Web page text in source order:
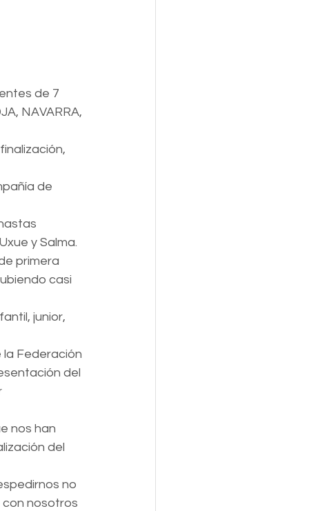
de 7
NAVARRA,
de
y Salma.
primera
casi
junior,
la Federación
del
nos han
del
no
con nosotros